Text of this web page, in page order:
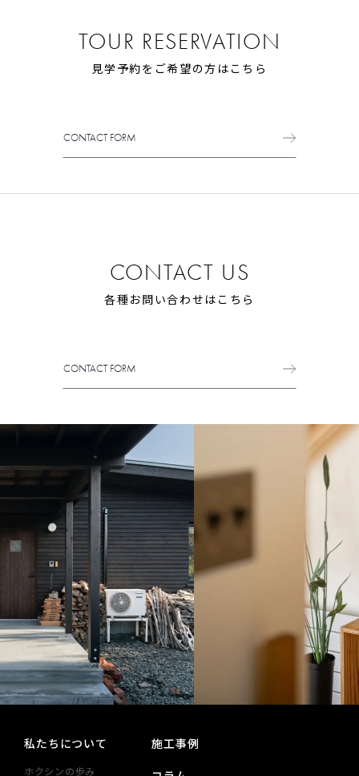
TOUR RESERVATION
見学予約をご希望の方はこちら
CONTACT FORM
CONTACT US
各種お問い合わせはこちら
CONTACT FORM
私たちについて
ホクシンの歩み
施工事例